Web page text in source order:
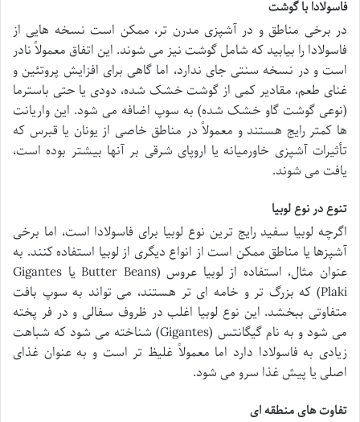
فاسولادا با گوشت
در برخی مناطق و در آشپزی مدرن تر، ممکن است نسخه هایی از
فاسولادا را بیابید که شامل گوشت نیز می شوند. این اتفاق معمولاً نادر
است و در نسخه سنتی جای ندارد، اما گاهی برای افزایش پروتئین و
غنای طعم، مقادیر کمی از گوشت خشک شده، دودی یا حتی باسترما
(نوعی گوشت گاو خشک شده) به سوپ اضافه می شود. این واریانت
ها کمتر رایج هستند و معمولاً در مناطق خاصی از یونان یا قبرس که
تأثیرات آشپزی خاورمیانه یا اروپای شرقی بر آنها بیشتر بوده است،
یافت می شوند.
تنوع در نوع لوبیا
اگرچه لوبیا سفید رایج ترین نوع لوبیا برای فاسولادا است، اما برخی
آشپزها یا مناطق ممکن است از انواع دیگری از لوبیا استفاده کنند. به
عنوان مثال، استفاده از لوبیا عروس (Butter Beans یا Gigantes
Plaki) که بزرگ تر و خامه ای تر هستند، می تواند به سوپ بافت
متفاوتی ببخشد. این نوع لوبیا اغلب در ظروف سفالی و در فر پخته
می شود و به نام گیگانتس (Gigantes) شناخته می شود که شباهت
زیادی به فاسولادا دارد اما معمولاً غلیظ تر است و به عنوان غذای
اصلی یا پیش غذا سرو می شود.
تفاوت های منطقه ای